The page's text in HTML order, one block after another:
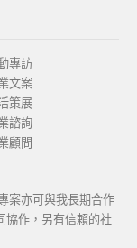
專訪
文案
策展
諮詢
顧問
案亦可與我長期合作
協作，另有信賴的社